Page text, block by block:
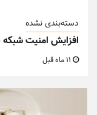
دسته‌بندی نشده
افزایش امنیت شبکه